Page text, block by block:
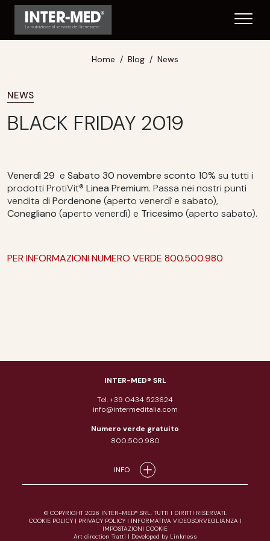
Home Blog News
NEWS
BLACK FRIDAY 2019
Venerdì 29 e Sabato 30 novembre sconto 10% su tutti i
prodotti ProtiVit® Linea Premium. Passa nei nostri punti
vendita di Pordenone (aperto venerdì e sabato),
Conegliano (aperto venerdì) e Tricesimo (aperto sabato).
PER INFORMAZIONI NUMERO VERDE 800.500.980
INTER-MED® SRL
Tel. +39 0434 523624
info@intermeditalia.com
Numero verde gratuito
800.500.980
INFO
© COPYRIGHT 2026 INTER-MED® SRL. TUTTI I DIRITTI RISERVATI.
COOKIE POLICY| PRIVACY POLICY| INFORMATIVA VIDEOSORVEGLIANZA |
IMPOSTAZIONI COOKIE
Art direction Tratti | Developed by Linkness